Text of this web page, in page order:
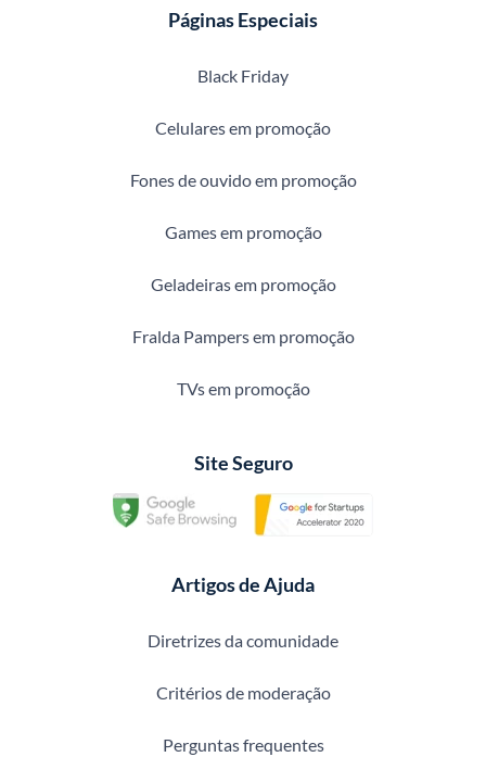
Páginas Especiais
Black Friday
Celulares em promoção
Fones de ouvido em promoção
Games em promoção
Geladeiras em promoção
Fralda Pampers em promoção
TVs em promoção
Site Seguro
Artigos de Ajuda
Diretrizes da comunidade
Critérios de moderação
Perguntas frequentes